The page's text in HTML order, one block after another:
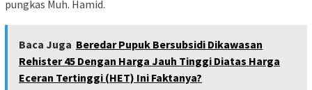
pungkas Muh. Hamid.
Baca Juga Beredar Pupuk Bersubsidi Dikawasan
Rehister 45 Dengan Harga Jauh Tinggi Diatas Harga
Eceran Tertinggi (HET) Ini Faktanya?